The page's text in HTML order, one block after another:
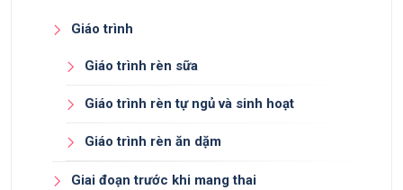
Giáo trình
Giáo trình rèn sữa
Giáo trình rèn tự ngủ và sinh hoạt
Giáo trình rèn ăn dặm
Giai đoạn trước khi mang thai